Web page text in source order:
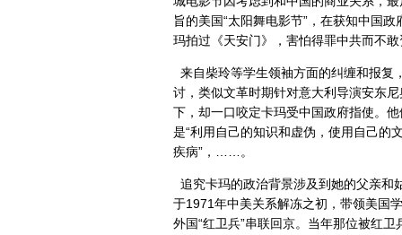
旨的美国“太阳舞电影节”，在获知中国
玛拍过《天安门》，害怕得罪中共而不
来自柴玲等学生领袖方面的纠缠和报复
讨，类似文革时期针对意大利导演安东
下，却一口咬定卡玛受中国政府指使。
是“利用自己的知识和虚伪，使用自己的
疾病”，……。
追究卡玛的政治背景涉及到她的父亲和
于1971年中美关系解冻之初，带领美国
外国“红卫兵”串联回京。当年那位被红